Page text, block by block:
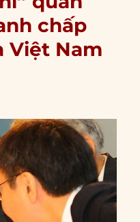
chấp
Việt Nam